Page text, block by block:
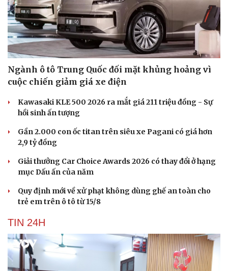
Văn hóa
Sân khấu - Điện ảnh
Âm nhạc
Di sản
Giải trí
Ngành ô tô Trung Quốc đối mặt khủng hoảng vì
cuộc chiến giảm giá xe điện
Kawasaki KLE 500 2026 ra mắt giá 211 triệu đồng - Sự
hồi sinh ấn tượng
Gần 2.000 con ốc titan trên siêu xe Pagani có giá hơn
2,9 tỷ đồng
Giải thưởng Car Choice Awards 2026 có thay đổi ở hạng
mục Dấu ấn của năm
Quy định mới về xử phạt không dùng ghế an toàn cho
trẻ em trên ô tô từ 15/8
TIN 24H